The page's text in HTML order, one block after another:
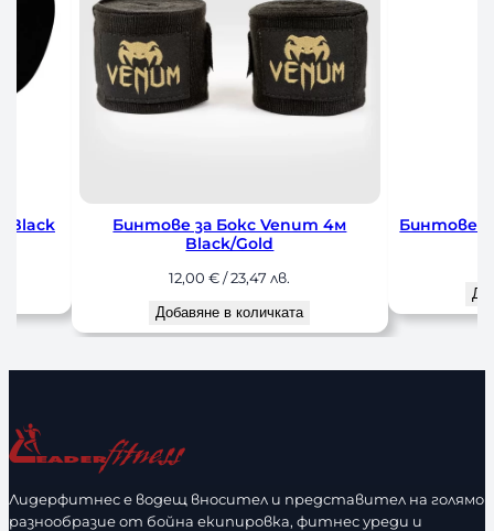
Black
Бинтове за Бокс Venum 4м
Black/Gold
12,00€/ 23,47 лв.
Добавяне в количката
Бинтове
Лидерфитнес е водещ вносител и представител на голямо
разнообразие от бойна екипировка, фитнес уреди и